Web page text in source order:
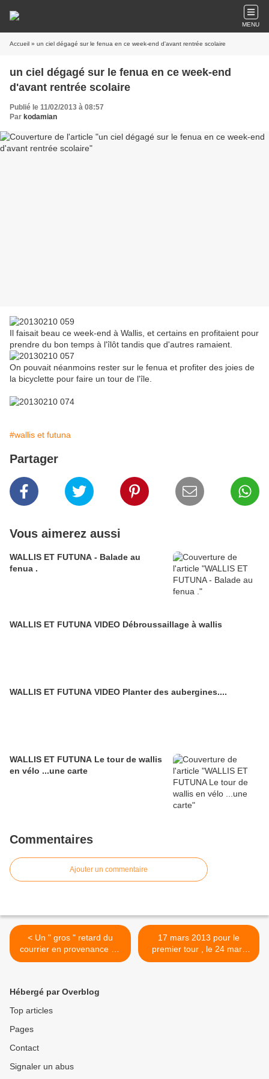
MENU
Accueil » un ciel dégagé sur le fenua en ce week-end d'avant rentrée scolaire
un ciel dégagé sur le fenua en ce week-end
d'avant rentrée scolaire
Publié le 11/02/2013 à 08:57
Par kodamian
Il faisait beau ce week-end à Wallis, et certains en profitaient pour
prendre du bon temps à l'îlôt tandis que d'autres ramaient.
On pouvait néanmoins rester sur le fenua et profiter des joies de
la bicyclette pour faire un tour de l'île.
#wallis et futuna
Partager
Vous aimerez aussi
WALLIS ET FUTUNA - Balade au
fenua .
WALLIS ET FUTUNA VIDEO Débroussaillage à wallis
WALLIS ET FUTUNA VIDEO Planter des aubergines....
WALLIS ET FUTUNA Le tour de wallis
en vélo ...une carte
Commentaires
Ajouter un commentaire
< Un " gros " retard du
courrier en provenance de
métropole
17 mars 2013 pour le
premier tour , le 24 mars
2013 s'il y a un deuxième
Hébergé par Overblog
Top articles
Pages
Contact
Signaler un abus